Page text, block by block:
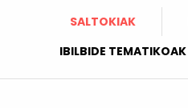
SALTOKIAK
IBILBIDE TEMATIKOAK